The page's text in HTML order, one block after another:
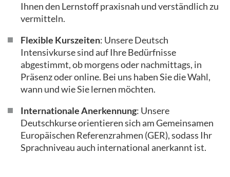
Ihnen den Lernstoff praxisnah und verständlich zu
vermitteln.
Flexible Kurszeiten: Unsere Deutsch
Intensivkurse sind auf Ihre Bedürfnisse
abgestimmt, ob morgens oder nachmittags, in
Präsenz oder online. Bei uns haben Sie die Wahl,
wann und wie Sie lernen möchten.
Internationale Anerkennung: Unsere
Deutschkurse orientieren sich am Gemeinsamen
Europäischen Referenzrahmen (GER), sodass Ihr
Sprachniveau auch international anerkannt ist.